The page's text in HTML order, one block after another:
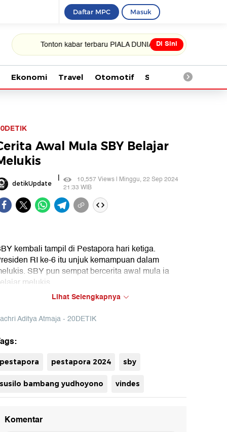
Daftar MPC Masuk
Tonton kabar terbaru PIALA DUNIA 2026 Di Sini
Ekonomi Travel Otomotif Saintek
Awal Mula SBY Belajar
detikUpdate |
10,557 Views | Minggu, 22 Sep 2024
21:33 WIB
kembali tampil di Pestapora hari ketiga.
RI ke-6 itu unjuk kemampuan dalam
SBY pun sempat bercerita awal mula ia
melukis
Lihat Selengkapnya
Aditya Atmaja - 20DETIK
pestapora pestapora 2024 sby
susilo bambang yudhoyono vindes